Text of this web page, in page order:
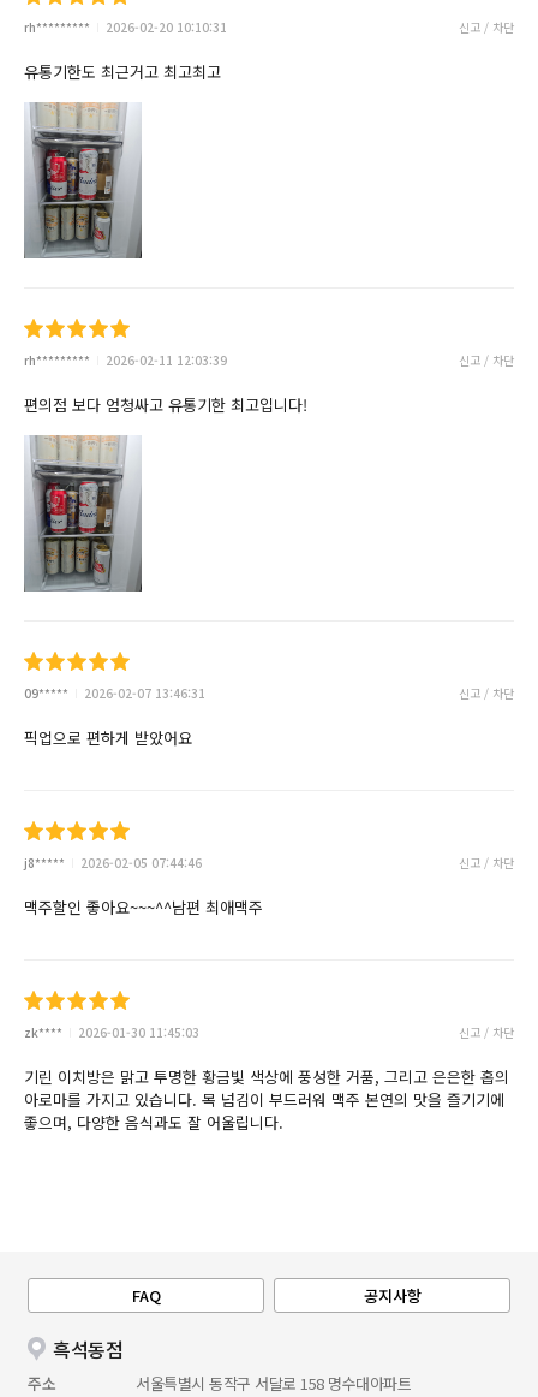
rh********* 2026-02-20 10:10:31 신고 / 차단
유통기한도 최근거고 최고최고
rh********* 2026-02-11 12:03:39 신고 / 차단
편의점 보다 엄청싸고 유통기한 최고입니다!
09***** 2026-02-07 13:46:31 신고 / 차단
픽업으로 편하게 받았어요
j8***** 2026-02-05 07:44:46 신고 / 차단
맥주할인 좋아요~~~^^남편 최애맥주
zk**** 2026-01-30 11:45:03 신고 / 차단
기린 이치방은 맑고 투명한 황금빛 색상에 풍성한 거품, 그리고 은은한 홉의
아로마를 가지고 있습니다. 목 넘김이 부드러워 맥주 본연의 맛을 즐기기에
좋으며, 다양한 음식과도 잘 어울립니다.
FAQ 공지사항
흑석동점
주소
서울특별시 동작구 서달로 158 명수대아파트